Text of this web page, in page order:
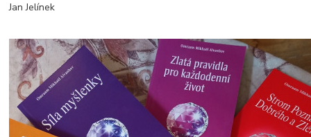
Jan Jelínek